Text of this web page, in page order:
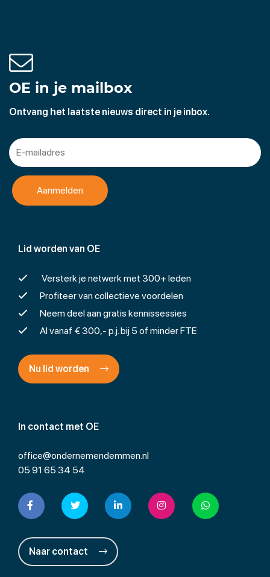
In contact met OE
office@ondernemendemmen.nl
05 91 65 34 54
Naar contact
Lid worden van OE
Versterk je netwerk met 300+ leden
Profiteer van collectieve voordelen
Neem deel aan gratis kennissessies
Al vanaf € 300,- p.j. bij 5 of minder FTE
Nu lid worden
OE in je mailbox
Ontvang het laatste nieuws direct in je inbox.